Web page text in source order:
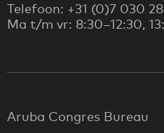
Telefoon: +31 (0)7 030
Ma t/m vr: 8:30–12:30,
Aruba Congres Bureau